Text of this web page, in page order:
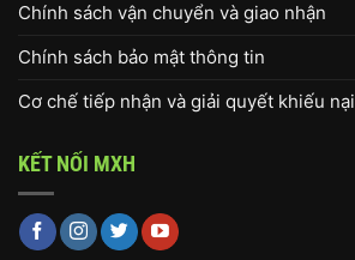
Chính sách vận chuyển và giao nhận
Chính sách bảo mật thông tin
Cơ chế tiếp nhận và giải quyết khiếu nại
KẾT NỐI MXH